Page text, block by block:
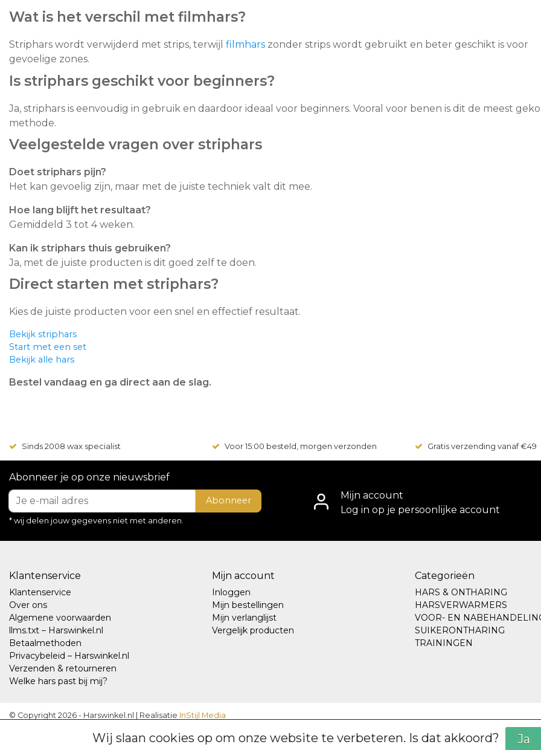
Wat is het verschil met filmhars?
Striphars wordt verwijderd met strips, terwijl filmhars zonder strips wordt gebruikt en beter geschikt is voor
gevoelige zones.
Is striphars geschikt voor beginners?
Ja, striphars is eenvoudig in gebruik en daardoor ideaal voor beginners. Vooral voor benen is dit de meest
methode.
Veelgestelde vragen over striphars
Doet striphars pijn?
Het kan gevoelig zijn, maar met de juiste techniek valt dit mee.
Hoe lang blijft het resultaat?
Gemiddeld 3 tot 4 weken.
Kan ik striphars thuis gebruiken?
Ja, met de juiste producten is dit goed zelf te doen.
Direct starten met striphars?
Kies de juiste producten voor een snel en effectief resultaat.
Bekijk striphars
Start met een set
Bekijk alle hars
Bestel vandaag en ga direct aan de slag.
Sinds 2008 wax specialist Voor 15:00 besteld, morgen verzonden Gratis verzending vanaf €49
Abonneer je op onze nieuwsbrief
Abonneer
* wij delen jouw gegevens niet met anderen.
Mijn account
Log in op je persoonlijke account
Klantenservice
Klantenservice
Over ons
Algemene voorwaarden
llms.txt – Harswinkel.nl
Betaalmethoden
Privacybeleid – Harswinkel.nl
Verzenden & retourneren
Welke hars past bij mij?
Mijn account
Inloggen
Mijn bestellingen
Mijn verlanglijst
Vergelijk producten
Categorieën
HARS & ONTHARING
HARSVERWARMERS
VOOR- EN
SUIKERONTHARING
TRAININGEN
© Copyright 2026 - Harswinkel.nl | Realisatie InStijl Media
Wij slaan cookies op om onze website te verbeteren. Is dat akkoord? Ja